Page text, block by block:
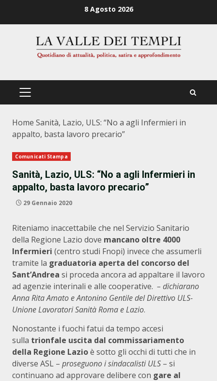
8 Agosto 2026
PRIMÄRES
Home Sanità, Lazio, ULS: “No a agli Infermieri in
appalto, basta lavoro precario”
Comunicati Stampa
Sanità, Lazio, ULS: “No a agli Infermieri in
appalto, basta lavoro precario”
29 Gennaio 2020
Riteniamo inaccettabile che nel Servizio Sanitario
della Regione Lazio dove mancano oltre 4000
Infermieri (centro studi Fnopi) invece che assumerli
tramite la graduatoria aperta del concorso del
Sant’Andrea si proceda ancora ad appaltare il lavoro
ad agenzie interinali e alle cooperative. – dichiarano
Anna Rita Amato e Antonino Gentile del Direttivo ULS-
Unione Lavoratori Sanità Roma e Lazio.
Nonostante i fuochi fatui da tempo accesi
sulla trionfale uscita dal commissariamento
della Regione Lazioè sotto gli occhi di tutti che in
diverse ASL – proseguono i sindacalisti ULS – si
continuano ad approvare delibere con gare al